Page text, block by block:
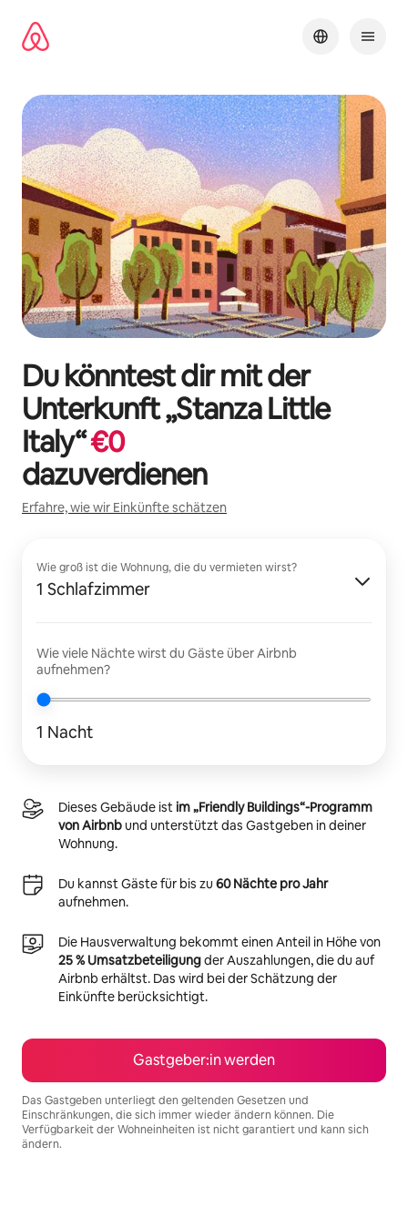
Inhalten
springen
Du könntest dir mit der
Unterkunft „Stanza Little
Italy“€0
dazuverdienen
Erfahre, wie wir Einkünfte schätzen
Wie groß ist die Wohnung, die du vermieten wirst?
1 Schlafzimmer
Wie viele Nächte wirst du Gäste über Airbnb
aufnehmen?
1 Nacht
Dieses Gebäude istim „Friendly Buildings“-Programm
von Airbnbund unterstützt das Gastgeben in deiner
Wohnung.
Du kannst Gäste für bis zu 60 Nächte pro Jahr
aufnehmen.
Die Hausverwaltung bekommt einen Anteil in Höhe von
25 % Umsatzbeteiligungder Auszahlungen, die du auf
Airbnb erhältst. Das wird bei der Schätzung der
Einkünfte berücksichtigt.
Gastgeber:in werden
Das Gastgeben unterliegt den geltenden Gesetzen und
Einschränkungen, die sich immer wieder ändern können. Die
Verfügbarkeit der Wohneinheiten ist nicht garantiert und kann sich
ändern.